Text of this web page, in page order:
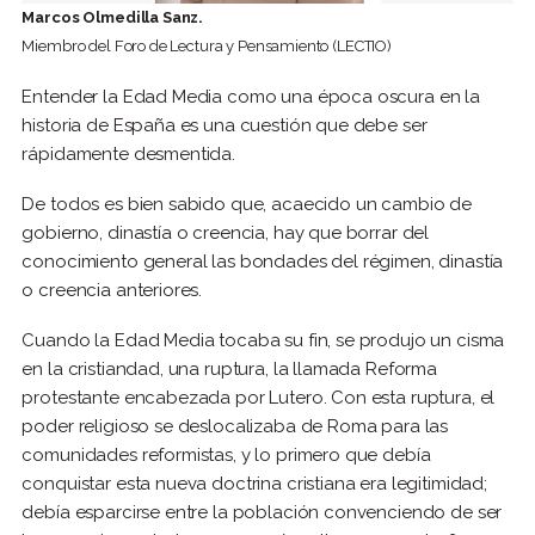
Marcos Olmedilla Sanz.
Miembro del Foro de Lectura y Pensamiento (LECTIO)
Entender la Edad Media como una época oscura en la
historia de España es una cuestión que debe ser
rápidamente desmentida.
De todos es bien sabido que, acaecido un cambio de
gobierno, dinastía o creencia, hay que borrar del
conocimiento general las bondades del régimen, dinastía
o creencia anteriores.
Cuando la Edad Media tocaba su fin, se produjo un cisma
en la cristiandad, una ruptura, la llamada Reforma
protestante encabezada por Lutero. Con esta ruptura, el
poder religioso se deslocalizaba de Roma para las
comunidades reformistas, y lo primero que debía
conquistar esta nueva doctrina cristiana era legitimidad;
debía esparcirse entre la población convenciendo de ser